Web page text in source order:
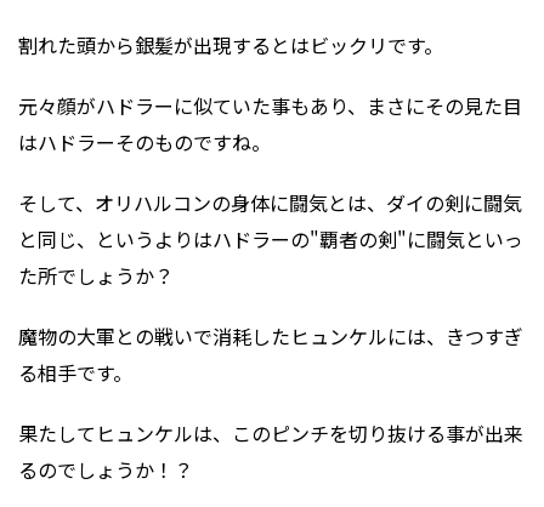
割れた頭から銀髪が出現するとはビックリです。
元々顔がハドラーに似ていた事もあり、まさにその見た目
はハドラーそのものですね。
そして、オリハルコンの身体に闘気とは、ダイの剣に闘気
と同じ、というよりはハドラーの"覇者の剣"に闘気といっ
た所でしょうか？
魔物の大軍との戦いで消耗したヒュンケルには、きつすぎ
る相手です。
果たしてヒュンケルは、このピンチを切り抜ける事が出来
るのでしょうか！？